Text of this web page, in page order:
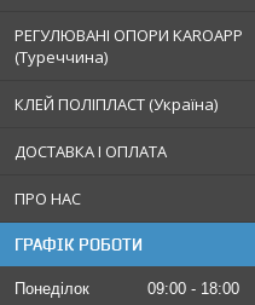
РЕГУЛЮВАНІ ОПОРИ KAROAPP
(Туреччина)
КЛЕЙ ПОЛІПЛАСТ (Україна)
ДОСТАВКА І ОПЛАТА
ПРО НАС
ГРАФІК РОБОТИ
Понеділок 09:00
18:00